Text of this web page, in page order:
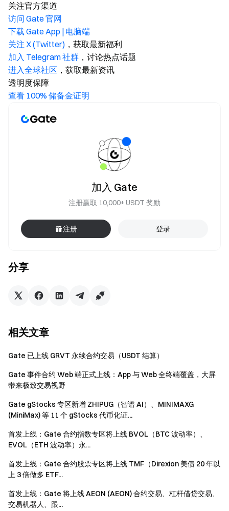
关注官方渠道
访问 Gate 官网
下载 Gate App | 电脑端
关注 X (Twitter) ，获取最新福利
加入 Telegram 社群 ，讨论热点话题
进入全球社区 ，获取最新资讯
透明度保障
查看 100% 储备金证明
分享
加入 Gate
注册赢取 10,000+ USDT 奖励
注册 登录
相关文章
Gate 已上线 GRVT 永续合约交易（USDT 结算）
Gate 事件合约 Web 端正式上线：App 与 Web 全终端覆盖，大屏
带来极致交易视野
Gate gStocks 专区新增 ZHIPUG（智谱 AI）、MINIMAXG
(MiniMax) 等 11 个 gStocks 代币化证...
首发上线：Gate 合约指数专区将上线 BVOL（BTC 波动率）、
EVOL（ETH 波动率）永...
首发上线：Gate 合约股票专区将上线 TMF（Direxion 美债 20 年以
上 3 倍做多 ETF...
首发上线：Gate 将上线 AEON (AEON) 合约交易、杠杆借贷交易、
交易机器人、跟...